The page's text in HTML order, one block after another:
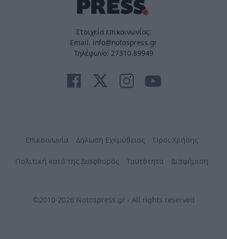
Στοιχεία επικοινωνίας:
Email. info@notospress.gr
Τηλέφωνο: 27310.89949
Επικοινωνία Δήλωση Εχεμύθειας Όροι Χρήσης
Πολιτική κατά της Διαφθοράς Ταυτότητα Διαφήμιση
©2010-2026 Notospress.gr - All rights reserved